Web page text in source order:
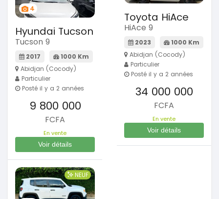
4
Hyundai Tucson
Tucson 9
2017
1000 Km
Abidjan (Cocody)
Particulier
Posté il y a 2 années
9 800 000
FCFA
En vente
Voir détails
Toyota HiAce
HiAce 9
2023
1000 Km
Abidjan (Cocody)
Particulier
Posté il y a 2 années
34 000 000
FCFA
En vente
Voir détails
NEUF